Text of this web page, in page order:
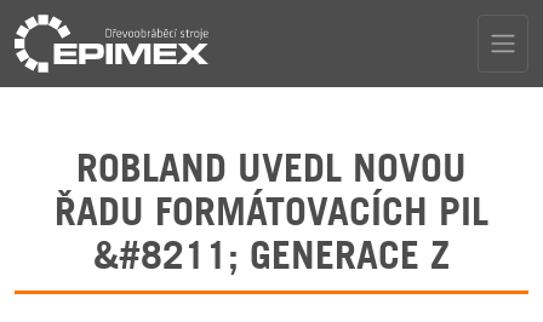
ROBLAND UVEDL NOVOU
ŘADU FORMÁTOVACÍCH PIL
&#8211; GENERACE Z